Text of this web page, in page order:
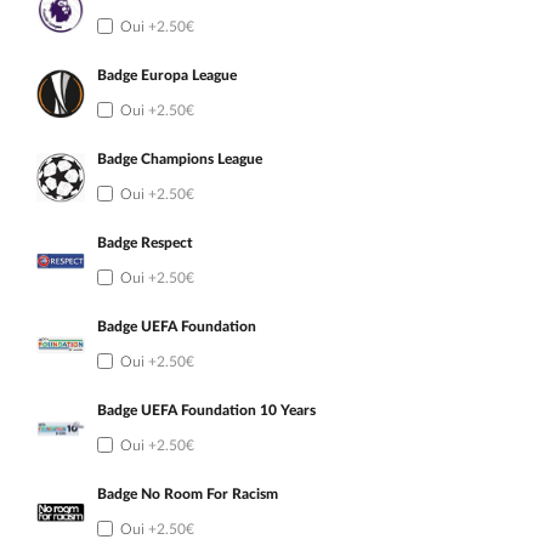
Oui +2.50€
Badge Europa League
Oui +2.50€
Badge Champions League
Oui +2.50€
Badge Respect
Oui +2.50€
Badge UEFA Foundation
Oui +2.50€
Badge UEFA Foundation 10 Years
Oui +2.50€
Badge No Room For Racism
Oui +2.50€